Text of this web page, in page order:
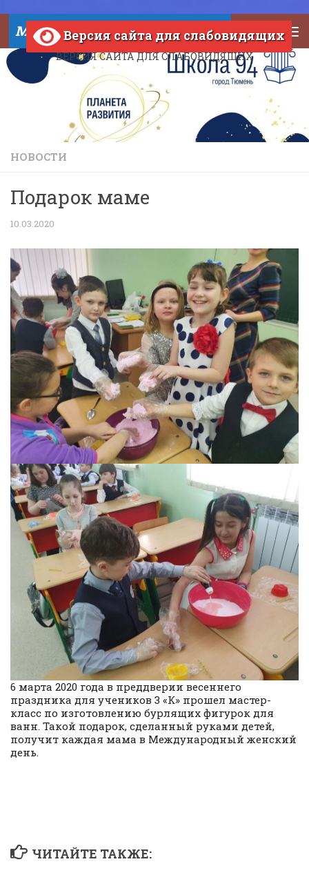
Skip to content
МАОУ СОШ №94 города Тюмени
ВЕРСИЯ САЙТА ДЛЯ СЛАБОВИДЯЩИХ
Версия сайта для слабовидящих
НОВОСТИ
Подарок маме
10.03.2020
6 марта 2020 года в преддверии весеннего
праздника для учеников 3 «К» прошел мастер-
класс по изготовлению бурлящих фигурок для
ванн. Такой подарок, сделанный руками детей,
получит каждая мама в Международный женский
день.
ЧИТАЙТЕ ТАКЖЕ: